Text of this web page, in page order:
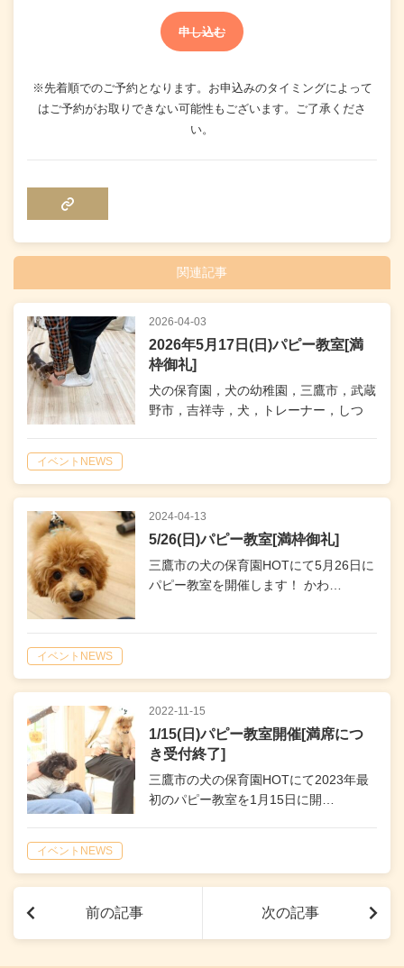
申し込む
※先着順でのご予約となります。お申込みのタイミングによって
はご予約がお取りできない可能性もございます。ご了承くださ
い。
関連記事
2026-04-03
2026年5月17日(日)パピー教室[満
枠御礼]
犬の保育園，犬の幼稚園，三鷹市，武蔵
野市，吉祥寺，犬，トレーナー，しつ
イベントNEWS
2024-04-13
5/26(日)パピー教室[満枠御礼]
三鷹市の犬の保育園HOTにて5月26日に
パピー教室を開催します！ かわ…
イベントNEWS
2022-11-15
1/15(日)パピー教室開催[満席につ
き受付終了]
三鷹市の犬の保育園HOTにて2023年最
初のパピー教室を1月15日に開…
イベントNEWS
前の記事 次の記事